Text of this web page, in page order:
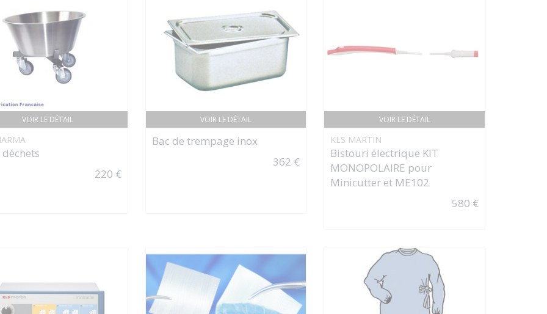
VOIR LE DÉTAIL
220 €
VOIR LE DÉTAIL
Bac de trempage inox
362 €
VOIR LE DÉTAIL
KLS MARTIN
Bistouri électrique KIT
MONOPOLAIRE pour
Minicutter et ME102
580 €